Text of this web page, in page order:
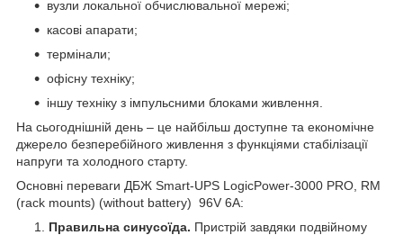
вузли локальної обчислювальної мережі;
касові апарати;
термінали;
офісну техніку;
іншу техніку з імпульсними блоками живлення.
На сьогоднішній день – це найбільш доступне та економічне
джерело безперебійного живлення з функціями стабілізації
напруги та холодного старту.
Основні переваги ДБЖ Smart-UPS LogicPower-3000 PRO, RM
(rack mounts) (without battery) 96V 6A:
Правильна синусоїда. Пристрій завдяки подвійному